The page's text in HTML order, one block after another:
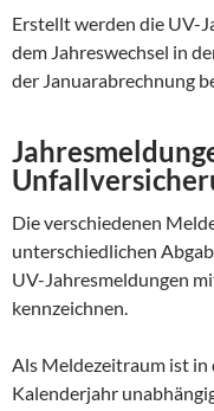
Erstellt werden die UV-
dem Jahreswechsel in
der Januarabrechnung
Die verschiedenen
unterschiedlichen
UV-Jahresmeldungen
kennzeichnen.
Als Meldezeitraum ist in
Kalenderjahr